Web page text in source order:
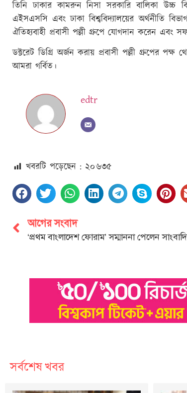
তিনি ঢাকার কামরুন নিসা সরকারি বালিকা
এইসএসসি এবং ঢাকা বিশ্ববিদ্যালয়ের
ঐতিহ্যবাহী প্রবাসী পল্লী গ্রুপে যোগদান করেন এবং
ডক্টরেট ডিগ্রি অর্জন করায় প্রবাসী পল্লী গ্রুপের
আমরা গর্বিত।
edtr
খবরটি পড়েছেন : ২০৬৩৫
আগের সংবাদ
সর্বশেষ খবর